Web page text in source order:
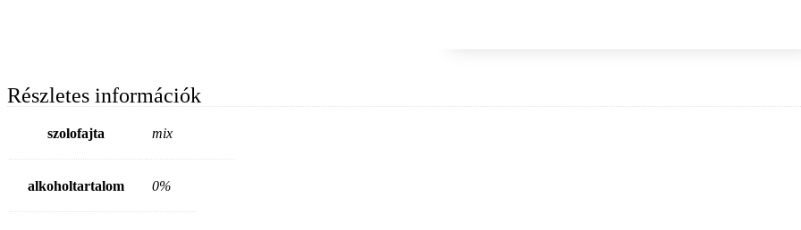
Részletes információk
szolofajta mix
alkoholtartalom 0%